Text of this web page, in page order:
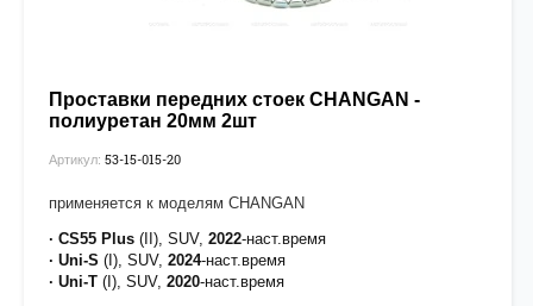
Проставки передних стоек CHANGAN -
полиуретан 20мм 2шт
Артикул: 53-15-015-20
применяется к моделям CHANGAN
· CS55 Plus (II), SUV, 2022-наст.время
· Uni-S (I), SUV, 2024-наст.время
· Uni-T (I), SUV, 2020-наст.время